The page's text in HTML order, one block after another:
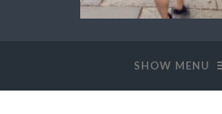
SHOW MENU